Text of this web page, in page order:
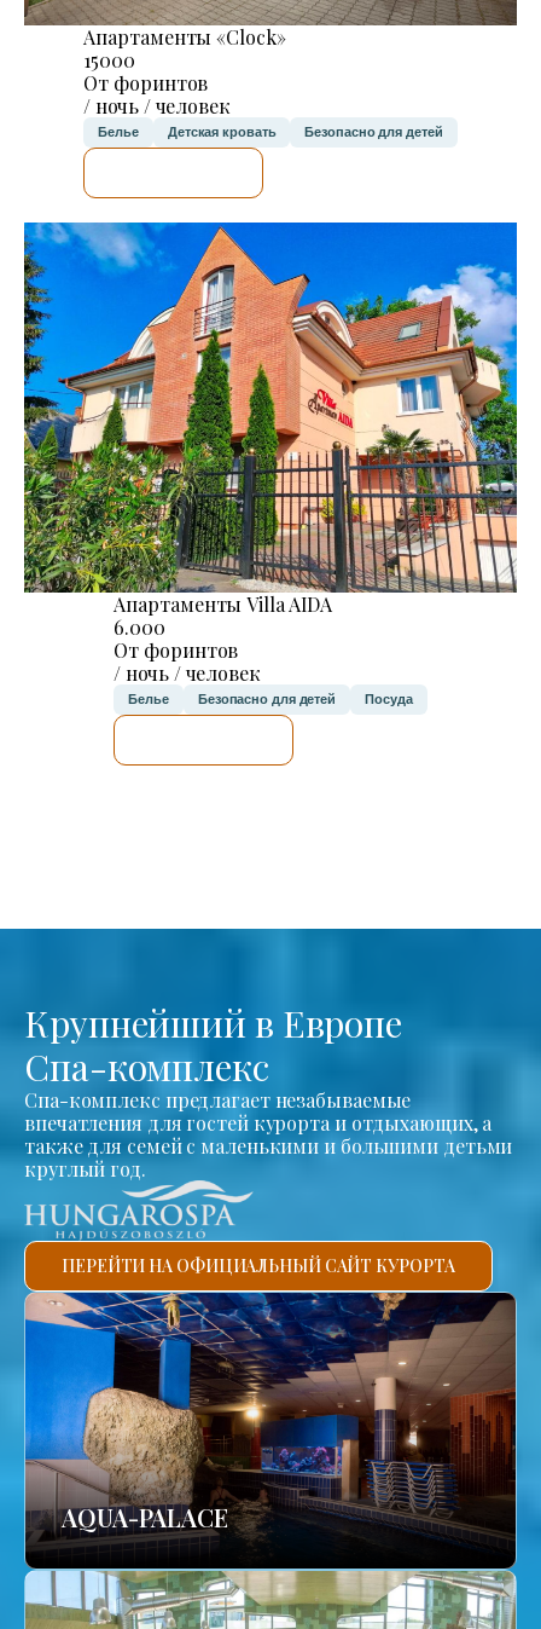
Апартаменты «Clock»
15000
От форинтов
/ ночь / человек
Белье Детская кровать Безопасно для детей
Апартаменты Villa AIDA
6.000
От форинтов
/ ночь / человек
Белье Безопасно для детей Посуда
Крупнейший в Европе
Спа-комплекс
Спа-комплекс предлагает незабываемые
впечатления для гостей курорта и отдыхающих, а
также для семей с маленькими и большими детьми
круглый год.
ПЕРЕЙТИ НА ОФИЦИАЛЬНЫЙ САЙТ КУРОРТА
AQUA-PALACE